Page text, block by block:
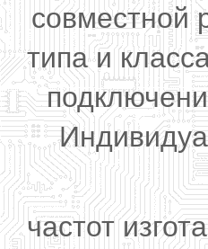
совместной
типа и
частот